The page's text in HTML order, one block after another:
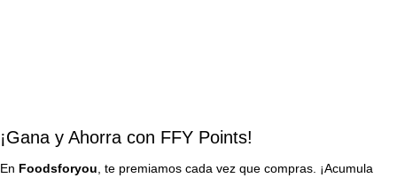
¡Gana y Ahorra con FFY Points!
En Foodsforyou , te premiamos cada vez que compras. ¡Acumula